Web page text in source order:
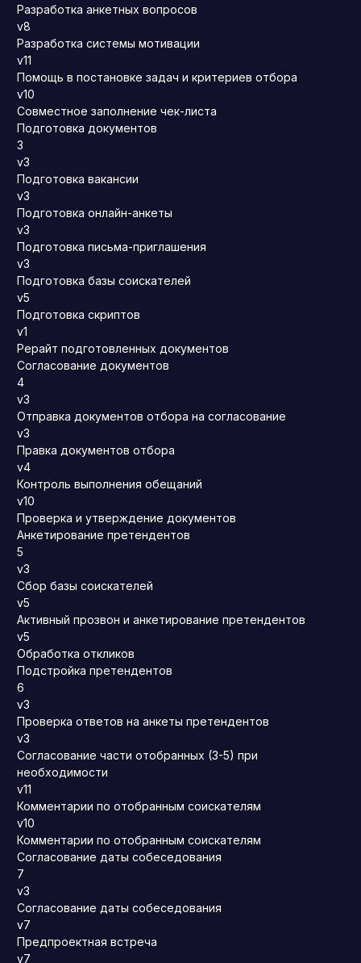
Разработка анкетных вопросов
v8
Разработка системы мотивации
v11
Помощь в постановке задач и критериев отбора
v10
Совместное заполнение чек-листа
Подготовка документов
3
v3
Подготовка вакансии
v3
Подготовка онлайн-анкеты
v3
Подготовка письма-приглашения
v3
Подготовка базы соискателей
v5
Подготовка скриптов
v1
Рерайт подготовленных документов
Согласование документов
4
v3
Отправка документов отбора на согласование
v3
Правка документов отбора
v4
Контроль выполнения обещаний
v10
Проверка и утверждение документов
Анкетирование претендентов
5
v3
Сбор базы соискателей
v5
Активный прозвон и анкетирование претендентов
v5
Обработка откликов
Подстройка претендентов
6
v3
Проверка ответов на анкеты претендентов
v3
Согласование части отобранных (3-5) при
необходимости
v11
Комментарии по отобранным соискателям
v10
Комментарии по отобранным соискателям
Согласование даты собеседования
7
v3
Согласование даты собеседования
v7
Предпроектная встреча
v7